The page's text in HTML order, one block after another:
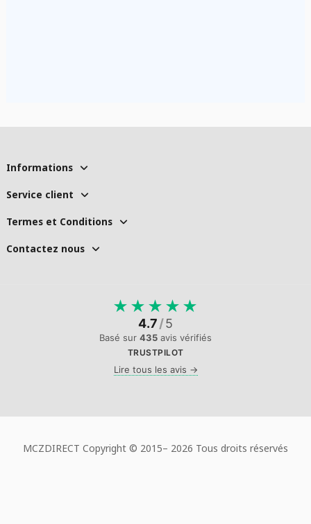
Informations
Service client
Termes et Conditions
Contactez nous
★ ★ ★ ★ ★
4.7/5
Basé sur 435 avis vérifiés
TRUSTPILOT
Lire tous les avis →
MCZDIRECT Copyright © 2015– 2026 Tous droits réservés